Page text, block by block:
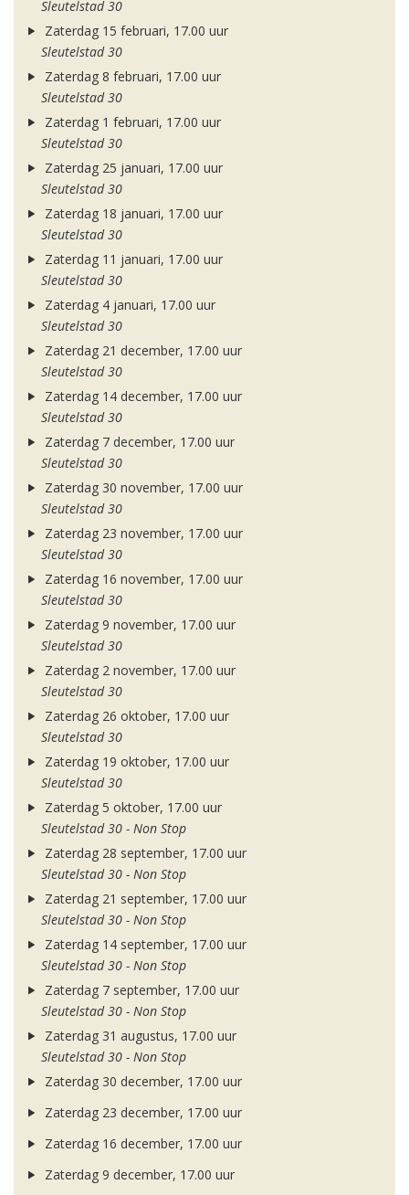
Sleutelstad 30
Zaterdag 15 februari, 17.00 uur
Sleutelstad 30
Zaterdag 8 februari, 17.00 uur
Sleutelstad 30
Zaterdag 1 februari, 17.00 uur
Sleutelstad 30
Zaterdag 25 januari, 17.00 uur
Sleutelstad 30
Zaterdag 18 januari, 17.00 uur
Sleutelstad 30
Zaterdag 11 januari, 17.00 uur
Sleutelstad 30
Zaterdag 4 januari, 17.00 uur
Sleutelstad 30
Zaterdag 21 december, 17.00 uur
Sleutelstad 30
Zaterdag 14 december, 17.00 uur
Sleutelstad 30
Zaterdag 7 december, 17.00 uur
Sleutelstad 30
Zaterdag 30 november, 17.00 uur
Sleutelstad 30
Zaterdag 23 november, 17.00 uur
Sleutelstad 30
Zaterdag 16 november, 17.00 uur
Sleutelstad 30
Zaterdag 9 november, 17.00 uur
Sleutelstad 30
Zaterdag 2 november, 17.00 uur
Sleutelstad 30
Zaterdag 26 oktober, 17.00 uur
Sleutelstad 30
Zaterdag 19 oktober, 17.00 uur
Sleutelstad 30
Zaterdag 5 oktober, 17.00 uur
Sleutelstad 30 - Non Stop
Zaterdag 28 september, 17.00 uur
Sleutelstad 30 - Non Stop
Zaterdag 21 september, 17.00 uur
Sleutelstad 30 - Non Stop
Zaterdag 14 september, 17.00 uur
Sleutelstad 30 - Non Stop
Zaterdag 7 september, 17.00 uur
Sleutelstad 30 - Non Stop
Zaterdag 31 augustus, 17.00 uur
Sleutelstad 30 - Non Stop
Zaterdag 30 december, 17.00 uur
Zaterdag 23 december, 17.00 uur
Zaterdag 16 december, 17.00 uur
Zaterdag 9 december, 17.00 uur